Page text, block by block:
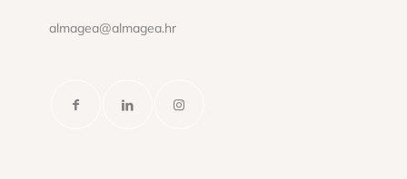
almagea@almagea.hr